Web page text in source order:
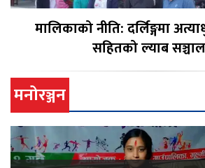
मालिकाको नीति: दर्लिङ्गमा
सहितको ल्याब
मनोरञ्जन